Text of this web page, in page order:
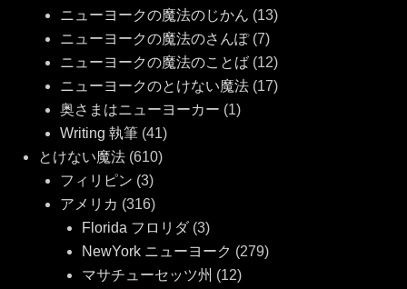
ニューヨークの魔法のじかん (13)
ニューヨークの魔法のさんぽ(7)
ニューヨークの魔法のことば(12)
ニューヨークのとけない魔法(17)
奥さまはニューヨーカー (1)
Writing 執筆(41)
とけない魔法(610)
フィリピン (3)
アメリカ (316)
Florida フロリダ(3)
NewYork ニューヨーク (279)
マサチューセッツ州 (12)